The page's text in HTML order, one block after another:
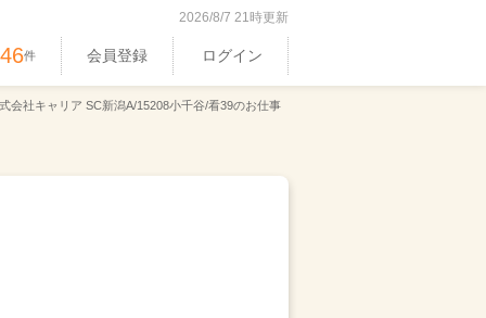
2026/8/7 21時更新
件 会員登録 ログイン
会社キャリア SC新潟A/15208小千谷/看39のお仕事